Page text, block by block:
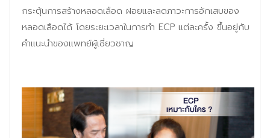
กระตุ้นการสร้างหลอดเลือด ฝอยและลดภาวะการอักเสบของ
หลอดเลือดได้ โดยระยะเวลาในการทำ ECP แต่ละครั้ง ขึ้นอยู่กับ
คำแนะนำของแพทย์ผู้เชี่ยวชาญ